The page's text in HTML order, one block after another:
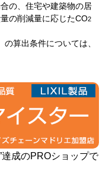
の、住宅や建築物の居
の削減量に応じたCO2
算出条件については、
達成のPROショップで